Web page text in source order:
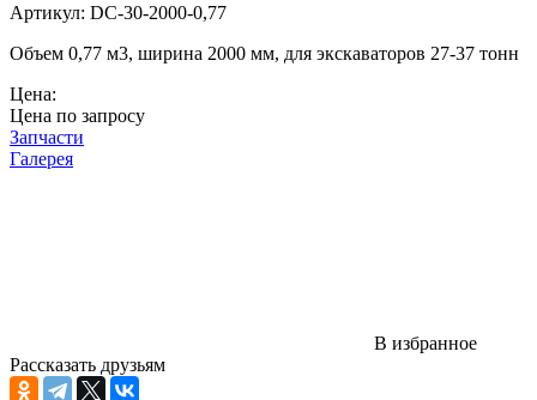
Артикул: DC-30-2000-0,77
Объем 0,77 м3, ширина 2000 мм, для экскаваторов 27-37 тонн
Цена:
Цена по запросу
Запчасти
Галерея
В избранное
Рассказать друзьям